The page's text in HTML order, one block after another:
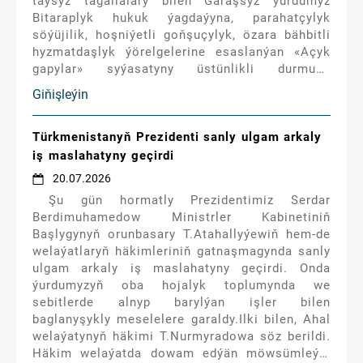
Bitaraplyk hukuk ýagdaýyna, parahatçylyk
söýüjilik, hoşniýetli goňşuçylyk, özara bähbitli
hyzmatdaşlyk ýörelgelerine esaslanýan «Açyk
gapylar» syýasatyny üstünlikli durmuşa
geçirýär.
Giňişleýin
Türkmenistanyň Prezidenti sanly ulgam arkaly
iş maslahatyny geçirdi
20.07.2026
Şu gün hormatly Prezidentimiz Serdar
Berdimuhamedow Ministrler Kabinetiniň
Başlygynyň orunbasary T.Atahallyýewiň hem-de
welaýatlaryň häkimleriniň gatnaşmagynda sanly
ulgam arkaly iş maslahatyny geçirdi. Onda
ýurdumyzyň oba hojalyk toplumynda we
sebitlerde alnyp barylýan işler bilen
baglanyşykly meselelere garaldy.Ilki bilen, Ahal
welaýatynyň häkimi T.Nurmyradowa söz berildi.
Häkim welaýatda dowam edýän möwsümleýin